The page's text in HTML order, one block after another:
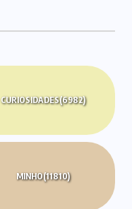
CURIOSIDADES(6982)
MINHO(11810)